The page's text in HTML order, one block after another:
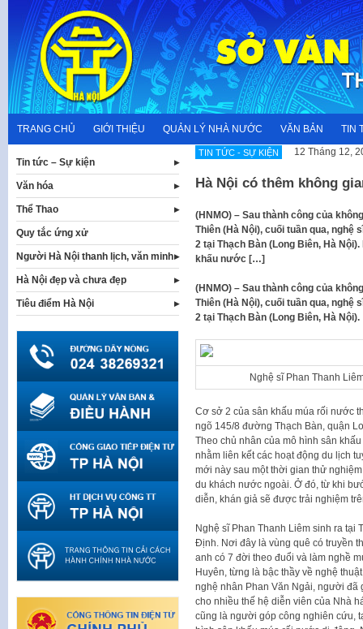
content
TRANG CHỦ GIỚI THIỆU QUẢN LÝ NHÀ NƯỚC VĂN BẢN TIN
TIN TỨC - SỰ KIỆN 12 Tháng 12,
Hà Nội có thêm không
(HNMO) – Sau thành công của
Thiên (Hà Nội), cuối tuần qua,
2 tại Thạch Bàn (Long Biên, Hà
khấu nước […]
(HNMO) – Sau thành công của
Thiên (Hà Nội), cuối tuần qua,
2 tại Thạch Bàn (Long Biên, Hà Nội).
Nghệ sĩ Phan Thanh
Cơ sở 2 của sân khấu múa rối nước
ngõ 145/8 đường Thạch Bàn, quận
Theo chủ nhân của mô hình sân
nhằm liên kết các hoạt động du lịch
mới này sau một thời gian thử
du khách nước ngoài. Ở đó, từ khi
diễn, khán giả sẽ được trải nghiệm
Nghệ sĩ Phan Thanh Liêm sinh ra tại
Định. Nơi đây là vùng quê có truyền
anh có 7 đời theo đuổi và làm nghề
Huyên, từng là bậc thầy về nghệ
nghệ nhân Phan Văn Ngải, người đã
cho nhiều thế hệ diễn viên của Nhà
cũng là người góp công nghiên cứu,
Tin tức – Sự kiện
Văn hóa
Thể Thao
Quy tắc ứng xử
Người Hà Nội thanh lịch, văn minh
Hà Nội đẹp và chưa đẹp
Tiêu điểm Hà Nội